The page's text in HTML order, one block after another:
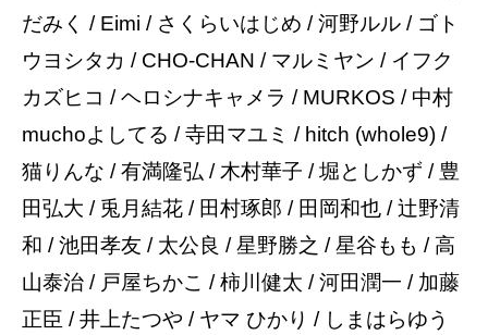
だみく / Eimi / さくらいはじめ / 河野ルル / ゴト
ウヨシタカ / CHO-CHAN / マルミヤン / イフク
カズヒコ / ヘロシナキャメラ / MURKOS / 中村
muchoよしてる / 寺田マユミ / hitch (whole9) /
猫りんな / 有満隆弘 / 木村華子 / 堀としかず / 豊
田弘大 / 兎月結花 / 田村琢郎 / 田岡和也 / 辻野清
和 / 池田孝友 / 太公良 / 星野勝之 / 星谷もも / 高
山泰治 / 戸屋ちかこ / 柿川健太 / 河田潤一 / 加藤
正臣 / 井上たつや / ヤマ ひかり / しまはらゆう